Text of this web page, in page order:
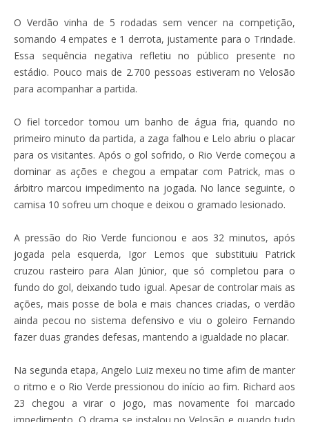
O Verdão vinha de 5 rodadas sem vencer na competição,
somando 4 empates e 1 derrota, justamente para o Trindade.
Essa sequência negativa refletiu no público presente no
estádio. Pouco mais de 2.700 pessoas estiveram no Velosão
para acompanhar a partida.
O fiel torcedor tomou um banho de água fria, quando no
primeiro minuto da partida, a zaga falhou e Lelo abriu o placar
para os visitantes. Após o gol sofrido, o Rio Verde começou a
dominar as ações e chegou a empatar com Patrick, mas o
árbitro marcou impedimento na jogada. No lance seguinte, o
camisa 10 sofreu um choque e deixou o gramado lesionado.
A pressão do Rio Verde funcionou e aos 32 minutos, após
jogada pela esquerda, Igor Lemos que substituiu Patrick
cruzou rasteiro para Alan Júnior, que só completou para o
fundo do gol, deixando tudo igual. Apesar de controlar mais as
ações, mais posse de bola e mais chances criadas, o verdão
ainda pecou no sistema defensivo e viu o goleiro Fernando
fazer duas grandes defesas, mantendo a igualdade no placar.
Na segunda etapa, Angelo Luiz mexeu no time afim de manter
o ritmo e o Rio Verde pressionou do início ao fim. Richard aos
23 chegou a virar o jogo, mas novamente foi marcado
impedimento. O drama se instalou no Velosão e quando tudo